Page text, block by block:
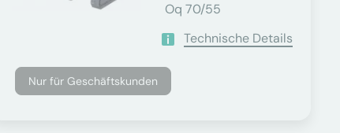
Oq 70/55
Technische Details
Nur für Geschäftskunden